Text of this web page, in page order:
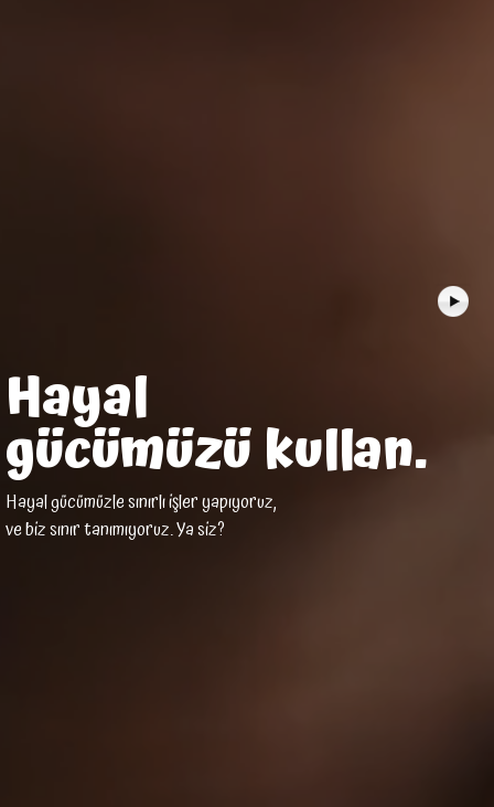
Hayal
gücümüzü kullan.
Hayal gücümüzle sınırlı işler yapıyoruz,
ve biz sınır tanımıyoruz. Ya siz?